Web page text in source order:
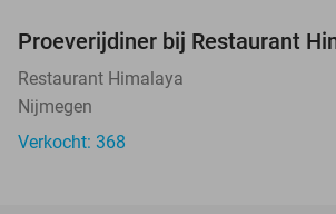
Proeverijdiner bij Restaurant
Restaurant Himalaya
Nijmegen
Verkocht: 368